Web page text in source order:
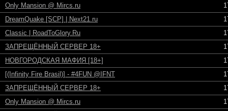
Only Mansion @ Mircs.ru
DreamQuake [SCP] | Next21.ru
Classic | RoadToGlory.Ru
ЗАПРЕЩЁННЫЙ СЕРВЕР 18+
НОВГОРОДСКАЯ МАФИЯ [18+]
[(Infinity Fire Brasil)] - #4FUN @IFNT
ЗАПРЕЩЁННЫЙ СЕРВЕР 18+
Only Mansion @ Mircs.ru